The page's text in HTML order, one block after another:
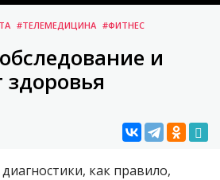
#ТЕЛЕМЕДИЦИНА #ФИТНЕС
и
как правило,